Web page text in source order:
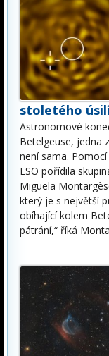
stoletého
Astronomové
Betelgeuse, jedna
není sama.
ESO pořídila
Miguela
který je s největší
obíhající kolem
pátrání,“ říká